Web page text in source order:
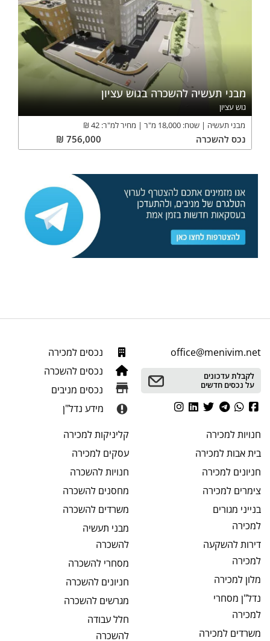
מבני תעשיה להשכרה בגוש עציון
גוש עציון
מבני תעשיה
שטח: 18,000 מ"ר מחיר למ"ר: 42
₪
נכס להשכרה 756,000
₪
office@menivim.net
לקבלת עדכונים
על נכסים חדשים
נכסים למכירה
נכסים להשכרה
נכסים מניבים
מידע נדל"ן
חנויותלמכירה
בית אבותלמכירה
חניונים למכירה
צימרים למכירה
בנייני מגורים
למכירה
דירות להשקעה
למכירה
מלון למכירה
נדל"ן מסחרי
למכירה
משרדים למכירה
קליניקותלמכירה
עסקים למכירה
חנויותלהשכרה
מחסנים להשכרה
משרדים להשכרה
מבני תעשיה
להשכרה
מסחרי להשכרה
חניונים להשכרה
מגרשים להשכרה
חלל עבודה
להשכרה